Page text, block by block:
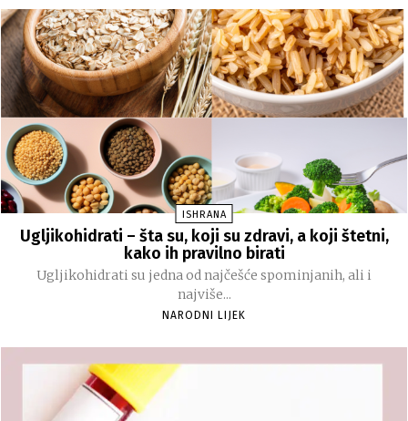
ISHRANA
Ugljikohidrati – šta su, koji su zdravi, a koji štetni,
kako ih pravilno birati
Ugljikohidrati su jedna od najčešće spominjanih, ali i
najviše...
NARODNI LIJEK